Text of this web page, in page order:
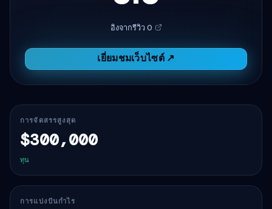
อิงจากรีวิว 0
เยี่ยมชมเว็บไซต์ ↗
การจัดสรรสูงสุด
$300,000
ทุน
การแบ่งปันกำไร